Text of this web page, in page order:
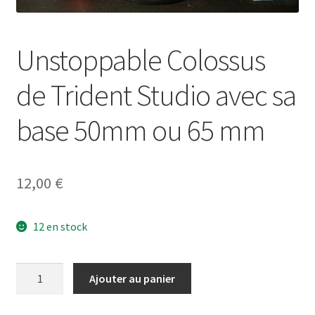
Unstoppable Colossus
de Trident Studio avec sa
base 50mm ou 65 mm
12,00 €
12 en stock
Ajouter au panier